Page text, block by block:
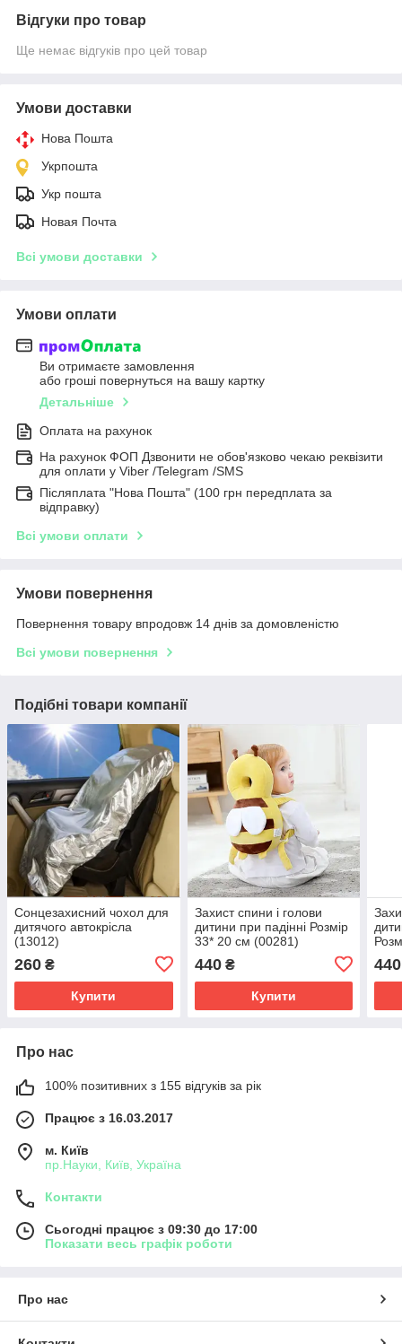
Відгуки про товар
Ще немає відгуків про цей товар
Умови доставки
Нова Пошта
Укрпошта
Укр пошта
Новая Почта
Всі умови доставки
Умови оплати
Ви отримаєте замовлення
або гроші повернуться на вашу картку
Детальніше
Оплата на рахунок
На рахунок ФОП Дзвонити не обов'язково чекаю реквізити
для оплати у Viber /Telegram /SMS
Післяплата "Нова Пошта" (100 грн передплата за
відправку)
Всі умови оплати
Умови повернення
Повернення товару впродовж 14 днів за домовленістю
Всі умови повернення
Подібні товари компанії
Сонцезахисний чохол для
дитячого автокрісла
(13012)
260 ₴
Купити
Захист спини і голови
дитини при падінні Розмір
33* 20 см (00281)
440₴
Купити
440
Про нас
100% позитивних з 155 відгуків за рік
Працює з 16.03.2017
м. Київ
пр.Науки, Київ, Україна
Контакти
Сьогодні працює з 09:30 до 17:00
Показати весь графік роботи
Про нас